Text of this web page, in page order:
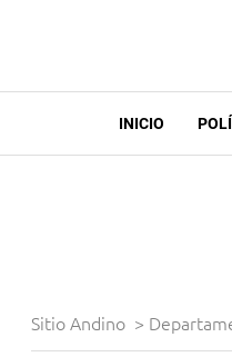
INICIO
Sitio Andino >